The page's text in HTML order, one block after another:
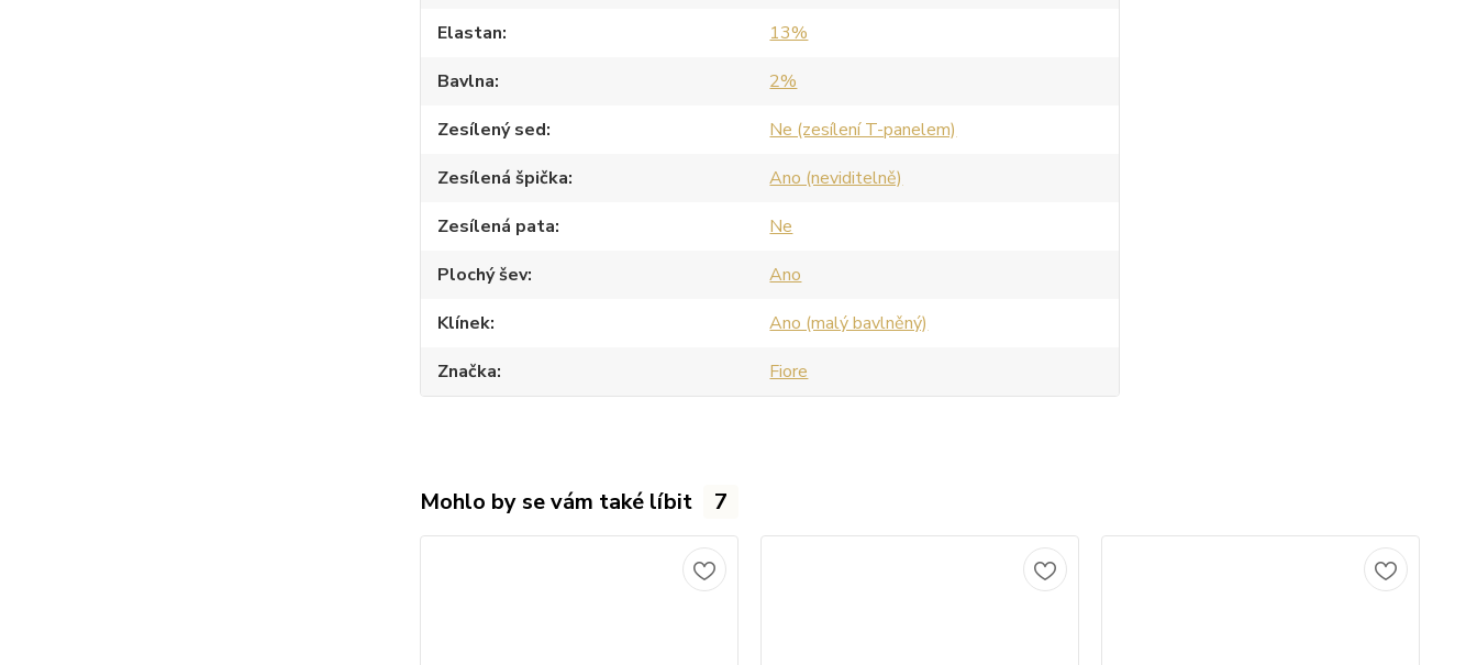
Elastan
13%
Bavlna
2%
Zesílený sed
Ne (zesílení T-panelem)
Zesílená špička
Ano (neviditelně)
Zesílená pata
Ne
Plochý šev
Ano
Klínek
Ano (malý bavlněný)
Značka
Fiore
Mohlo by se vám také líbit 7